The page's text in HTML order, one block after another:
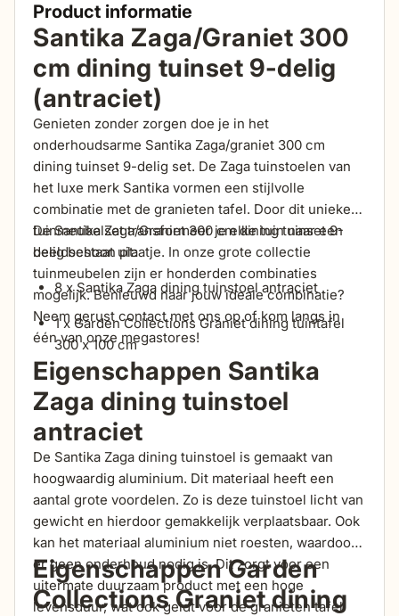
Product informatie
Santika Zaga/Graniet 300
cm dining tuinset 9-delig
(antraciet)
Genieten zonder zorgen doe je in het
onderhoudsarme Santika Zaga/graniet 300 cm
dining tuinset 9-delig set. De Zaga tuinstoelen van
het luxe merk Santika vormen een stijlvolle
combinatie met de granieten tafel. Door dit unieke
tuinmeubelset transformeer je elke tuin naar een
beeldschoon plaatje. In onze grote collectie
tuinmeubelen zijn er honderden combinaties
mogelijk. Benieuwd naar jouw ideale combinatie?
Neem gerust contact met ons op of kom langs in
één van onze megastores!
De Santika Zaga/Graniet 300 cm dining tuinset 9-
delig bestaat uit:
8 x Santika Zaga dining tuinstoel antraciet
1 x Garden Collections Graniet dining tuintafel
300 x 100 cm
Eigenschappen Santika
Zaga dining tuinstoel
antraciet
De Santika Zaga dining tuinstoel is gemaakt van
hoogwaardig aluminium. Dit materiaal heeft een
aantal grote voordelen. Zo is deze tuinstoel licht van
gewicht en hierdoor gemakkelijk verplaatsbaar. Ook
kan het materiaal aluminium niet roesten, waardoor
er geen onderhoud nodig is. Dit zorgt voor een
uitermate duurzaam product met een hoge
levensduur, wat ook geldt voor de granieten tafel
Eigenschappen Garden
Collections Graniet dining